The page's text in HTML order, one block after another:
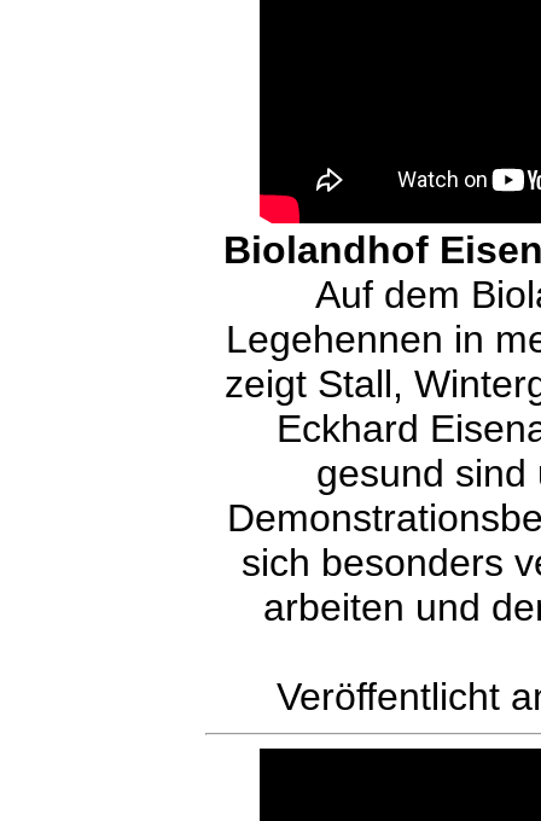
Biolandhof
Auf dem
Legehennen in
zeigt Stall,
Eckhard
gesund sind
sich besonders
arbeiten und
Veröffentlicht